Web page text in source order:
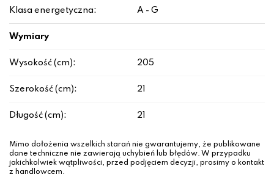
Klasa energetyczna: A - G
Wymiary
Wysokość (cm): 205
Szerokość (cm): 21
Długość (cm): 21
Mimo dołożenia wszelkich starań nie gwarantujemy, że publikowane
dane techniczne nie zawierają uchybień lub błędów. W przypadku
jakichkolwiek wątpliwości, przed podjęciem decyzji, prosimy o kontakt
z handlowcem.